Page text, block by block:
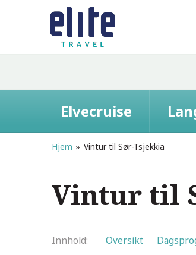
Elvecruise
Hjem » Vintur til Sør-Tsjekkia
Vintur til
Innhold Oversikt